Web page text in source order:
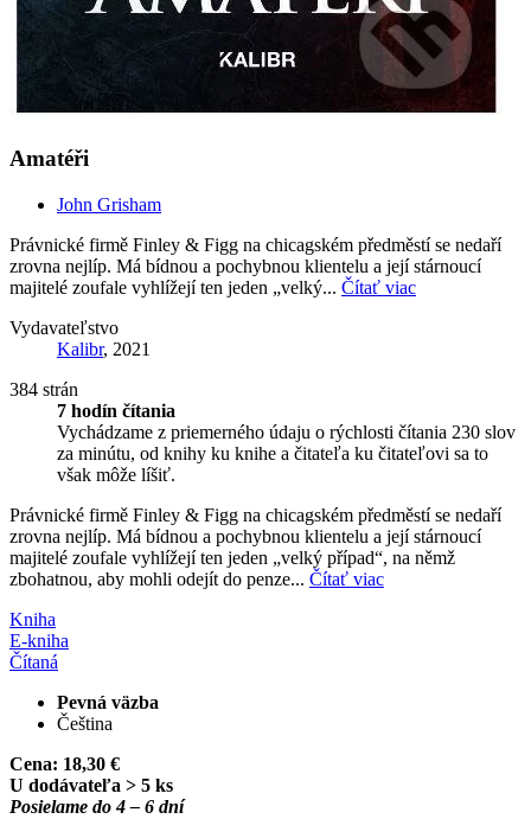
Amatéři
John Grisham
Právnické firmě Finley & Figg na chicagském předměstí se nedaří
zrovna nejlíp. Má bídnou a pochybnou klientelu a její stárnoucí
majitelé zoufale vyhlížejí ten jeden „velký... Čítať viac
Vydavateľstvo
Kalibr, 2021
384 strán
7 hodín čítania
Vychádzame z priemerného údaju o rýchlosti čítania 230 slov
za minútu, od knihy ku knihe a čitateľa ku čitateľovi sa to
však môže líšiť.
Právnické firmě Finley & Figg na chicagském předměstí se nedaří
zrovna nejlíp. Má bídnou a pochybnou klientelu a její stárnoucí
majitelé zoufale vyhlížejí ten jeden „velký případ“, na němž
zbohatnou, aby mohli odejít do penze... Čítať viac
Kniha
E-kniha
Čítaná
Pevná väzba
Čeština
Cena: 18,30 €
U dodávateľa > 5 ks
Posielame do 4 – 6 dní